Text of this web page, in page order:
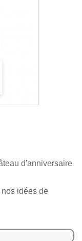
d'anniversaire
idées de